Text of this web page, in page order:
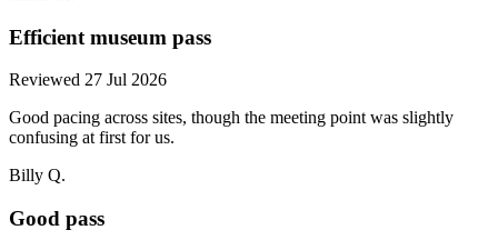
Efficient museum pass
Reviewed 27 Jul 2026
Good pacing across sites, though the meeting point was slightly
confusing at first for us.
Billy Q.
Good pass